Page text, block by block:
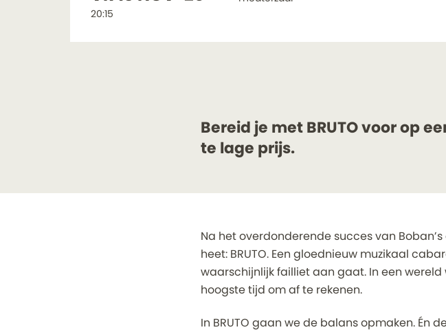
20:15
Bereid je met BRUTO voor op
te lage prijs.
Na het overdonderende succes van
heet: BRUTO. Een gloednieuw muzikaal
waarschijnlijk failliet aan gaat. In een
hoogste tijd om af te rekenen.
In BRUTO gaan we de balans opmaken. Én